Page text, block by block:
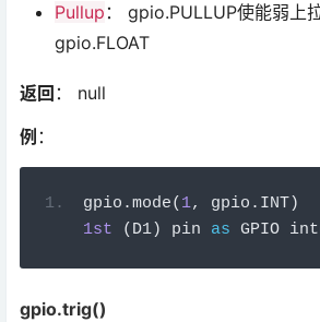
Pullup ： gpio.PULLUP使能弱上
gpio.FLOAT
返回 ： null
例 ：
gpio .mode( 1, gpio . INT)
1st
( D1) pin as GPIO
gpio.trig()